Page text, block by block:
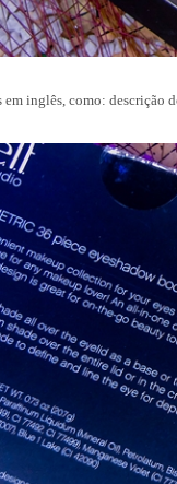
inglês, como: descrição